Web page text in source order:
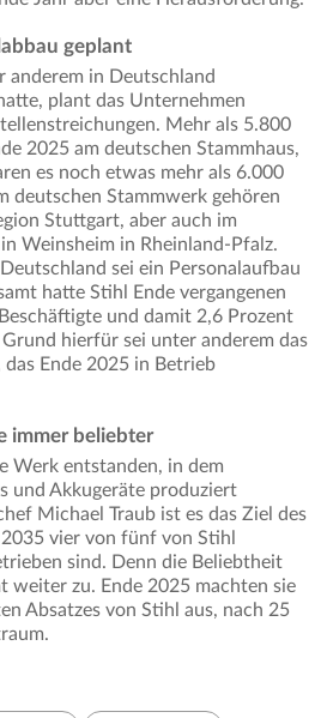
geplant
in Deutschland
plant das Unternehmen
Mehr als 5.800
2025 am deutschen Stammhaus,
es noch etwas mehr als 6.000
deutschen Stammwerk gehören
Stuttgart, aber auch im
Weinsheim in Rheinland-Pfalz.
sei ein Personalaufbau
hatte Stihl Ende vergangenen
und damit 2,6 Prozent
hierfür sei unter anderem das
Ende 2025 in Betrieb
immer beliebter
Werk entstanden, in dem
und Akkugeräte produziert
Michael Traub ist es das Ziel des
vier von fünf von Stihl
sind. Denn die Beliebtheit
weiter zu. Ende 2025 machten sie
Absatzes von Stihl aus, nach 25